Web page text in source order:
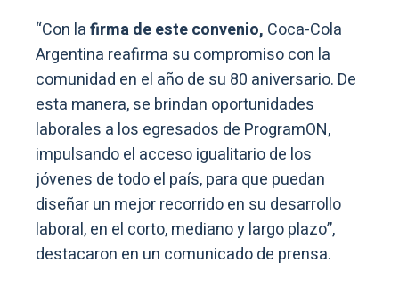
“Con lafirma de este convenio, Coca-Cola
Argentina reafirma su compromiso con la
comunidad en el año de su 80 aniversario. De
esta manera, se brindan oportunidades
laborales a los egresados de ProgramON,
impulsando el acceso igualitario de los
jóvenes de todo el país, para que puedan
diseñar un mejor recorrido en su desarrollo
laboral, en el corto, mediano y largo plazo”,
destacaron en un comunicado de prensa.